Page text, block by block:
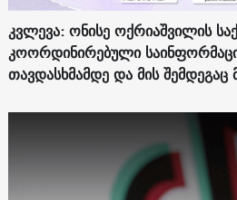
კვლევა: ონისე ოქრიაშვილის
კოორდინირებული
თავდასხმამდე და მის